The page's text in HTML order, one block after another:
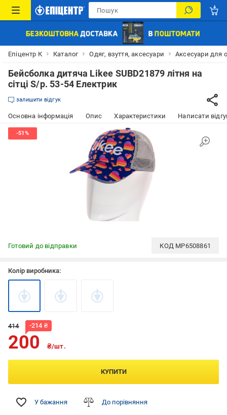
Епіцентр К Каталог Одяг, взуття, аксесуари Аксесуари для
Бейсболка дитяча Likee SUBD21879 літня на
сітці S/р. 53-54 Електрик
залишити відгук
Основна інформація Опис Характеристики Написати
Готовий до відправки КОД MP6508861
Колір виробника:
414 -214 ₴
200 ₴/шт.
КУПИТИ
У бажання До порівняння